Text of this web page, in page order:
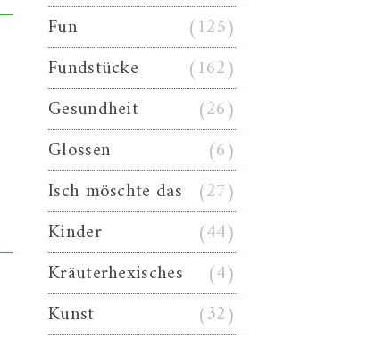
Fun
(125)
Fundstücke
(162)
Gesundheit
(26)
Glossen
(6)
Isch möschte das (27)
Kinder
(44)
Kräuterhexisches
(4)
Kunst
(32)